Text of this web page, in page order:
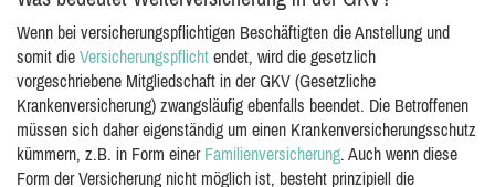
Wenn bei versicherungspflichtigen Beschäftigten die Anstellung und
somit die Versicherungspflicht endet, wird die gesetzlich
vorgeschriebene Mitgliedschaft in der GKV (Gesetzliche
Krankenversicherung) zwangsläufig ebenfalls beendet. Die Betroffenen
müssen sich daher eigenständig um einen Krankenversicherungsschutz
kümmern, z.B. in Form einer Familienversicherung. Auch wenn diese
Form der Versicherung nicht möglich ist, besteht prinzipiell die